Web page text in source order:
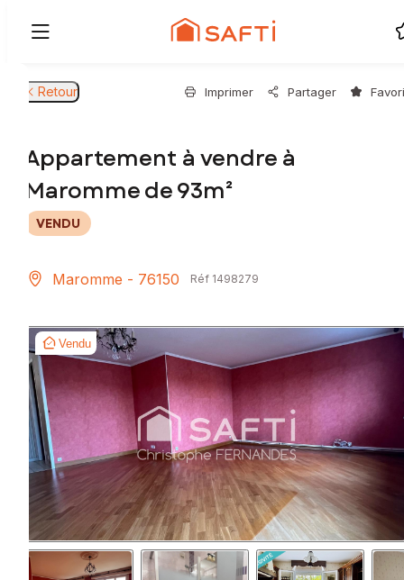
Retour Imprimer Partager
Appartement à vendre à
Maromme de 93m²
VENDU
Maromme - 76150 Réf 1498279
Vendu